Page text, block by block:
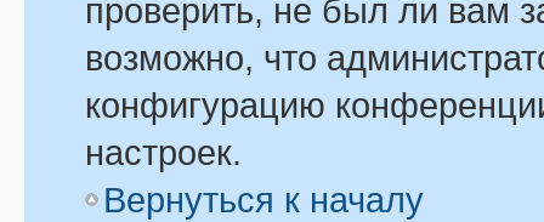
проверить, не был ли вам
возможно, что
конфигурацию
настроек.
Вернуться к началу